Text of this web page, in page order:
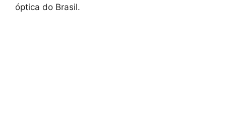
óptica do Brasil.